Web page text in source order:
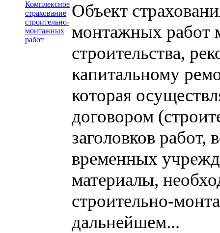
Объект
монтажных работ
строительства,
капитальному
которая
договором
заголовков
временных
материалы,
строительно-
дальнейшем...